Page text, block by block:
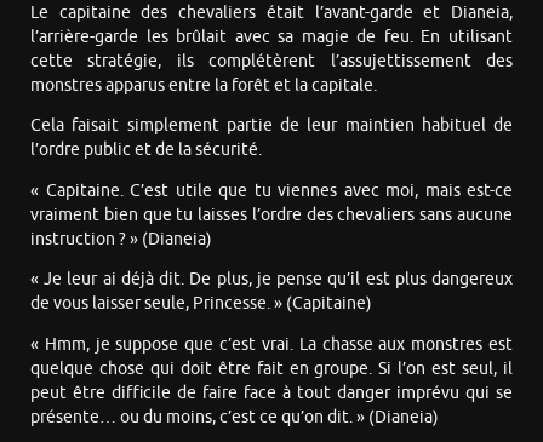
Le capitaine des chevaliers était l’avant-garde et Dianeia,
l’arrière-garde les brûlait avec sa magie de feu. En utilisant
cette stratégie, ils complétèrent l’assujettissement des
monstres apparus entre la forêt et la capitale.
Cela faisait simplement partie de leur maintien habituel de
l’ordre public et de la sécurité.
« Capitaine. C’est utile que tu viennes avec moi, mais est-ce
vraiment bien que tu laisses l’ordre des chevaliers sans aucune
instruction ? » (Dianeia)
« Je leur ai déjà dit. De plus, je pense qu’il est plus dangereux
de vous laisser seule, Princesse. » (Capitaine)
« Hmm, je suppose que c’est vrai. La chasse aux monstres est
quelque chose qui doit être fait en groupe. Si l’on est seul, il
peut être difficile de faire face à tout danger imprévu qui se
présente… ou du moins, c’est ce qu’on dit. » (Dianeia)